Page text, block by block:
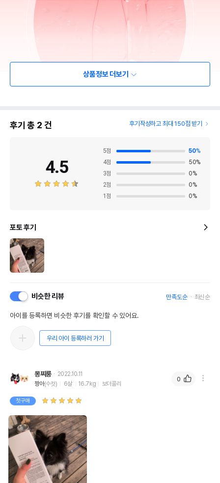
상품정보 더보기
후기 총 2 건 후기작성하고 최대 150점 받기
4.5
5점 50%
4점 50%
3점 0%
2점 0%
1 점 0%
포토 후기
비슷한 리뷰 만족도순 최신순
아이를 등록하면 비슷한 후기를 확인할 수 있어요.
우리 아이 등록하러 가기
몽찌룽
2022.10.11
짱아(수컷) 6살 16.7kg 보더콜리
첫구매
0